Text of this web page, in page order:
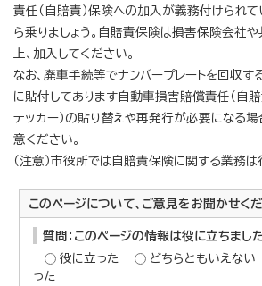
責任（自賠責）保険への加入が義務付けられて
ら乗りましょう。自賠責保険は損害保険会社
上、加入してください。
なお、廃車手続等でナンバープレートを回収す
に貼付してあります自動車損害賠償責任（自賠
テッカー）の貼り替えや再発行が必要になる場
意ください。
（注意）市役所では自賠責保険に関する業務は
このページについて、ご意見をお聞かせく
質問：このページの情報は役に立ちまし
役に立った
どちらともいえない
った